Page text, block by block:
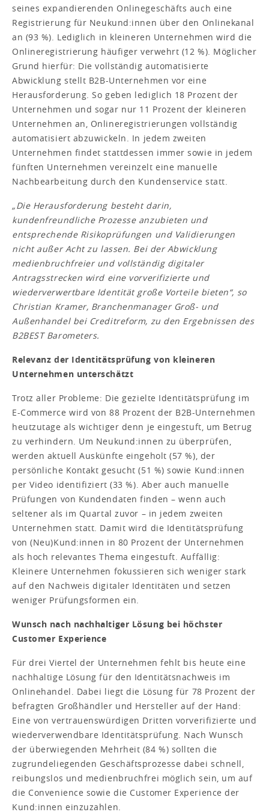
seines expandierenden Onlinegeschäfts auch eine
Registrierung für Neukund:innen über den Onlinekanal
an (93 %). Lediglich in kleineren Unternehmen wird die
Onlineregistrierung häufiger verwehrt (12 %). Möglicher
Grund hierfür: Die vollständig automatisierte
Abwicklung stellt B2B-Unternehmen vor eine
Herausforderung. So geben lediglich 18 Prozent der
Unternehmen und sogar nur 11 Prozent der kleineren
Unternehmen an, Onlineregistrierungen vollständig
automatisiert abzuwickeln. In jedem zweiten
Unternehmen findet stattdessen immer sowie in jedem
fünften Unternehmen vereinzelt eine manuelle
Nachbearbeitung durch den Kundenservice statt.
„Die Herausforderung besteht darin,
kundenfreundliche Prozesse anzubieten und
entsprechende Risikoprüfungen und Validierungen
nicht außer Acht zu lassen. Bei der Abwicklung
medienbruchfreier und vollständig digitaler
Antragsstrecken wird eine vorverifizierte und
wiederverwertbare Identität große Vorteile bieten“, so
Christian Kramer, Branchenmanager Groß- und
Außenhandel bei Creditreform, zu den Ergebnissen des
B2BEST Barometers.
Relevanz der Identitätsprüfung von kleineren
Unternehmen unterschätzt
Trotz aller Probleme: Die gezielte Identitätsprüfung im
E-Commerce wird von 88 Prozent der B2B-Unternehmen
heutzutage als wichtiger denn je eingestuft, um Betrug
zu verhindern. Um Neukund:innen zu überprüfen,
werden aktuell Auskünfte eingeholt (57 %), der
persönliche Kontakt gesucht (51 %) sowie Kund:innen
per Video identifiziert (33 %). Aber auch manuelle
Prüfungen von Kundendaten finden – wenn auch
seltener als im Quartal zuvor – in jedem zweiten
Unternehmen statt. Damit wird die Identitätsprüfung
von (Neu)Kund:innen in 80 Prozent der Unternehmen
als hoch relevantes Thema eingestuft. Auffällig:
Kleinere Unternehmen fokussieren sich weniger stark
auf den Nachweis digitaler Identitäten und setzen
weniger Prüfungsformen ein.
Wunsch nach nachhaltiger Lösung bei höchster
Customer Experience
Für drei Viertel der Unternehmen fehlt bis heute eine
nachhaltige Lösung für den Identitätsnachweis im
Onlinehandel. Dabei liegt die Lösung für 78 Prozent der
befragten Großhändler und Hersteller auf der Hand:
Eine von vertrauenswürdigen Dritten vorverifizierte und
wiederverwendbare Identitätsprüfung. Nach Wunsch
der überwiegenden Mehrheit (84 %) sollten die
zugrundeliegenden Geschäftsprozesse dabei schnell,
reibungslos und medienbruchfrei möglich sein, um auf
die Convenience sowie die Customer Experience der
Kund:innen einzuzahlen.